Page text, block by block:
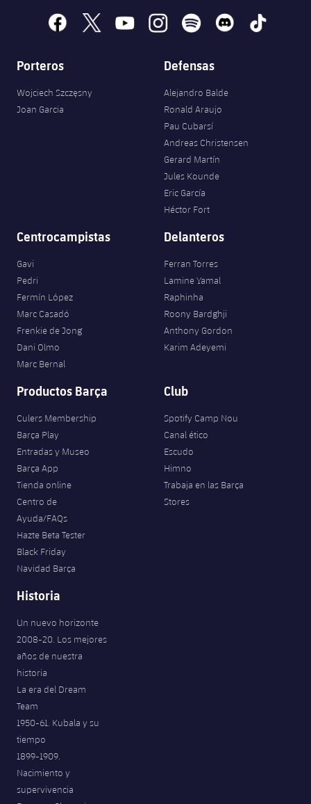
facebook
x youtubeinstagramspotify discord tiktok
Porteros
Wojciech Szczęsny
Joan Garcia
Defensas
Alejandro Balde
Ronald Araujo
Pau Cubarsí
Andreas Christensen
Gerard Martín
Jules Kounde
Eric García
Héctor Fort
Centrocampistas
Gavi
Pedri
Fermín López
Marc Casadó
Frenkie de Jong
Dani Olmo
Marc Bernal
Delanteros
Ferran Torres
Lamine Yamal
Raphinha
Roony Bardghji
Anthony Gordon
Karim Adeyemi
Productos Barça
Culers Membership
Barça Play
Entradas y Museo
Barça App
Tienda online
Centro de
Ayuda/FAQs
Hazte Beta Tester
Black Friday
Navidad Barça
Club
Spotify Camp Nou
Canal ético
Escudo
Himno
Trabaja en las Barça
Stores
Historia
Un nuevo horizonte
2008-20. Los mejores
años de nuestra
historia
La era del Dream
Team
1950-61. Kubala y su
tiempo
1899-1909.
Nacimiento y
supervivencia